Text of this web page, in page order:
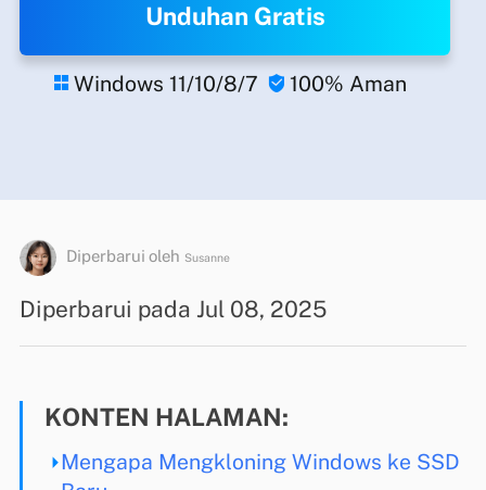
Unduhan Gratis
 Windows 11/10/8/7  100% Aman
Diperbarui oleh Susanne
Diperbarui pada Jul 08, 2025
KONTEN HALAMAN:
Mengapa Mengkloning Windows ke SSD